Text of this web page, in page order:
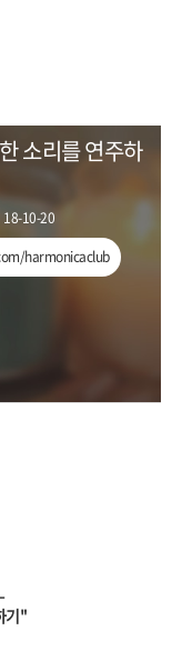
소리를 연주하
18-10-20
harmonicaclub
기"